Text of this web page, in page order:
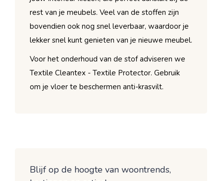
rest van je meubels. Veel van de stoffen zijn
bovendien ook nog snel leverbaar, waardoor je
lekker snel kunt genieten van je nieuwe meubel.
Voor het onderhoud van de stof adviseren we
Textile Cleantex - Textile Protector. Gebruik
om je vloer te beschermen anti-krasvilt.
Blijf op de hoogte van woontrends,